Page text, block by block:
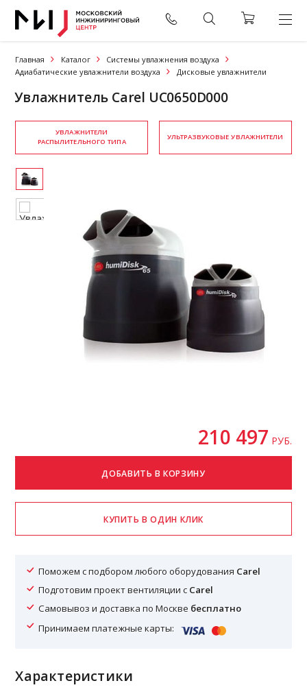
Главная Каталог
Системы увлажнения воздуха
Адиабатические увлажнители воздуха
Дисковые увлажнители
Увлажнитель Carel UC0650D000
УВЛАЖНИТЕЛИ
РАСПЫЛИТЕЛЬНОГО ТИПА
УЛЬТРАЗВУКОВЫЕ УВЛАЖНИТЕЛИ
210 497 РУБ.
Поможем с подбором любого оборудования Carel
Подготовим проект вентиляции с Carel
Самовывоз и доставка по Москве бесплатно
Принимаем платежные карты:
Характеристики